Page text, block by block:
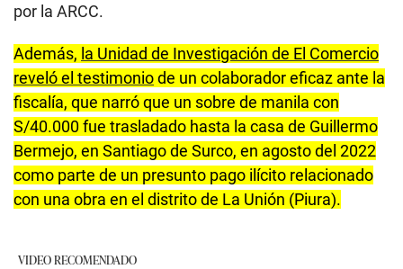
por la ARCC.
Además, la Unidad de Investigación de El Comercio
reveló el testimoniode un colaborador eficaz ante la
fiscalía, que narró que un sobre de manila con
S/40.000 fue trasladado hasta la casa de Guillermo
Bermejo, en Santiago de Surco, en agosto del 2022
como parte de un presunto pago ilícito relacionado
con una obra en el distrito de La Unión (Piura).
VIDEO RECOMENDADO